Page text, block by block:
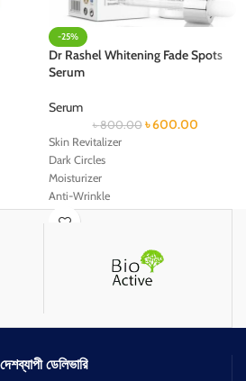
হবে।
-25%
Dr Rashel Whitening Fade Spots
Serum
Serum
৳800.00 ৳600.00
Skin Revitalizer
Dark Circles
Moisturizer
Anti-Wrinkle
Anti-Aging
দেশব্যাপী ডেলিভারি